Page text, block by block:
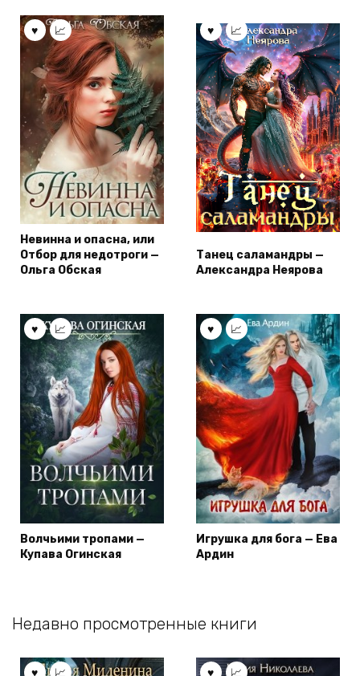
Невинна и опасна, или
Отбор для недотроги —
Ольга Обская
Танец саламандры —
Александра Неярова
Волчьими тропами —
Купава Огинская
Игрушка для бога — Ева
Ардин
Недавно просмотренные книги